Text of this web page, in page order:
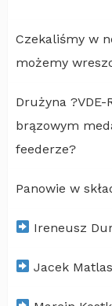
Czekaliśmy w
możemy
Drużyna ?VDE-
brązowym
feederze?
Panowie w
Ireneusz
Jacek Matlas